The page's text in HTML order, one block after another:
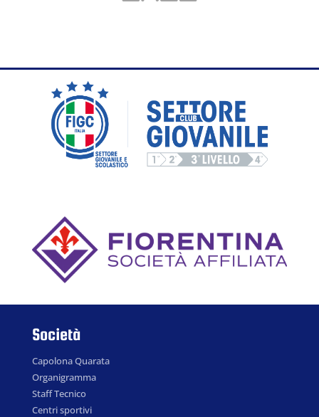
Società
Capolona Quarata
Organigramma
Staff Tecnico
Centri sportivi